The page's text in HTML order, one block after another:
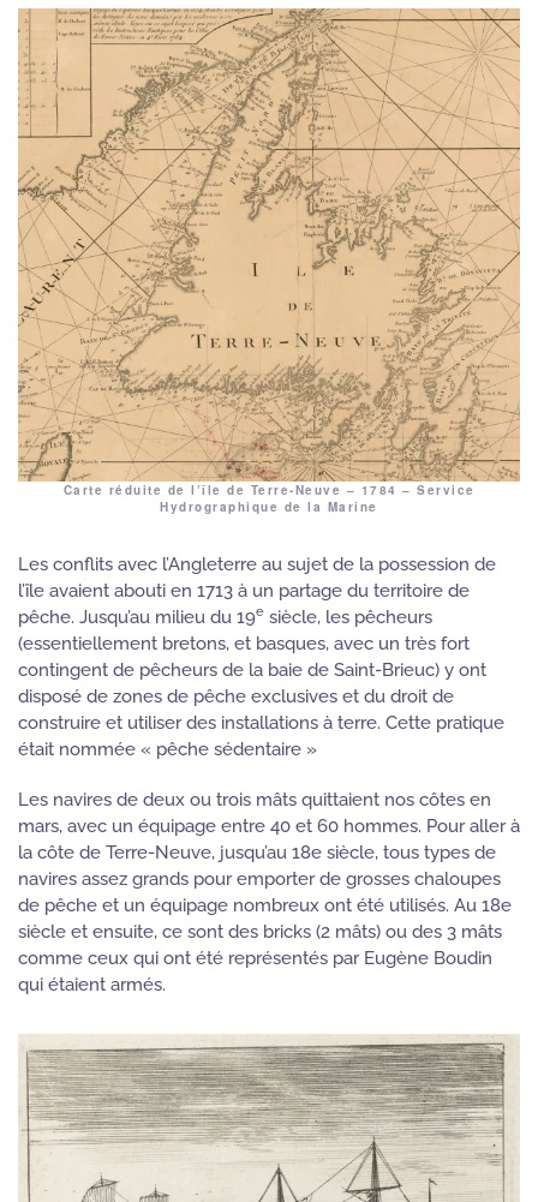
Carte réduite de l’île de Terre-Neuve – 1784 – Service
Hydrographique de la Marine
Les conflits avec l’Angleterre au sujet de la possession de
l’île avaient abouti en 1713 à un partage du territoire de
pêche. Jusqu’au milieu du 19e siècle, les pêcheurs
(essentiellement bretons, et basques, avec un très fort
contingent de pêcheurs de la baie de Saint-Brieuc) y ont
disposé de zones de pêche exclusives et du droit de
construire et utiliser des installations à terre. Cette pratique
était nommée « pêche sédentaire »
Les navires de deux ou trois mâts quittaient nos côtes en
mars, avec un équipage entre 40 et 60 hommes. Pour aller à
la côte de Terre-Neuve, jusqu’au 18e siècle, tous types de
navires assez grands pour emporter de grosses chaloupes
de pêche et un équipage nombreux ont été utilisés. Au 18e
siècle et ensuite, ce sont des bricks (2 mâts) ou des 3 mâts
comme ceux qui ont été représentés par Eugène Boudin
qui étaient armés.